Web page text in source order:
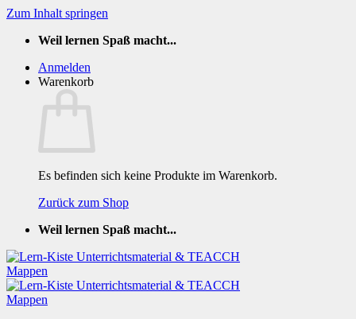
Zum Inhalt springen
Weil lernen Spaß macht...
Anmelden
Warenkorb
Es befinden sich keine Produkte im Warenkorb.
Zurück zum Shop
Weil lernen Spaß macht...